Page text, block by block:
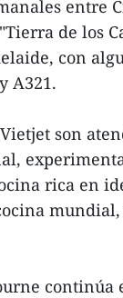
entre
de los
con
A321.
son
rica en
continúa